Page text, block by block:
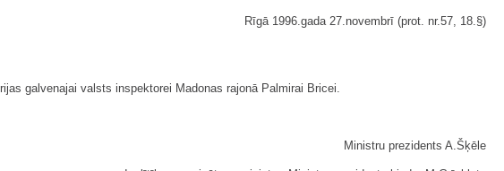
Rīgā 1996.gada 27.novembrī (prot. nr.57, 18.§)
galvenajai valsts inspektorei Madonas rajonā Palmirai Bricei.
Ministru prezidents A.Šķēle